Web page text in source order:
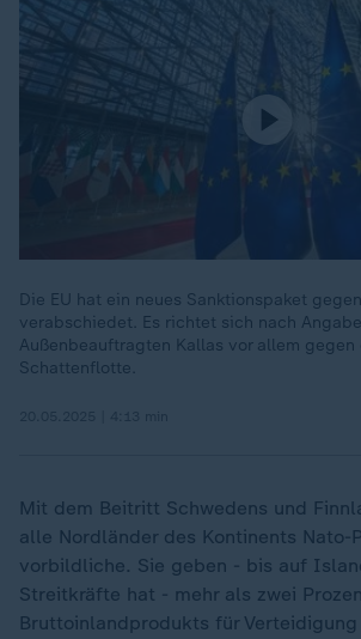
Die EU hat ein neues Sanktionspaket
verabschiedet. Es richtet sich nach
Außenbeauftragten Kallas vor allem gegen
Schattenflotte.
Mit dem Beitritt Schwedens und
alle Nordländer des Kontinents Nato-
vorbildliche. Sie geben - bis auf
Streitkräfte hat - mehr als zwei
Bruttoinlandprodukts für Verteidigung